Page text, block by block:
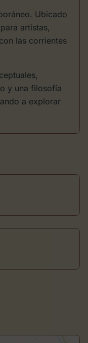
Ubicado
para artistas,
las corrientes
y una filosofía
a explorar